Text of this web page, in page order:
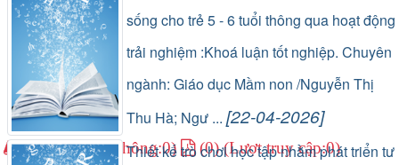
sống cho trẻ 5 - 6 tuổi thông qua hoạt động
trải nghiệm :Khoá luận tốt nghiệp. Chuyên
ngành: Giáo dục Mầm non /Nguyễn Thị
Thu Hà; Ngư ... [22-04-2026]
(1) (Lượt lưu thông:0) (0) (Lượt truy cập:0)
Thiết kế trò chơi học tập nhằm phát triển tư